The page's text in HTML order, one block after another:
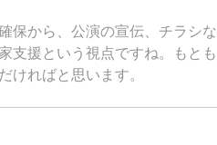
保から、公演の宣伝、チラシ
援という視点ですね。もと
ければと思います。